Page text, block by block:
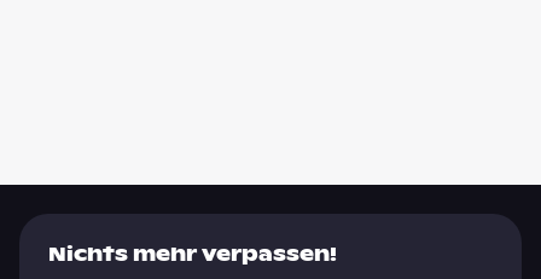
Nichts mehr verpassen!